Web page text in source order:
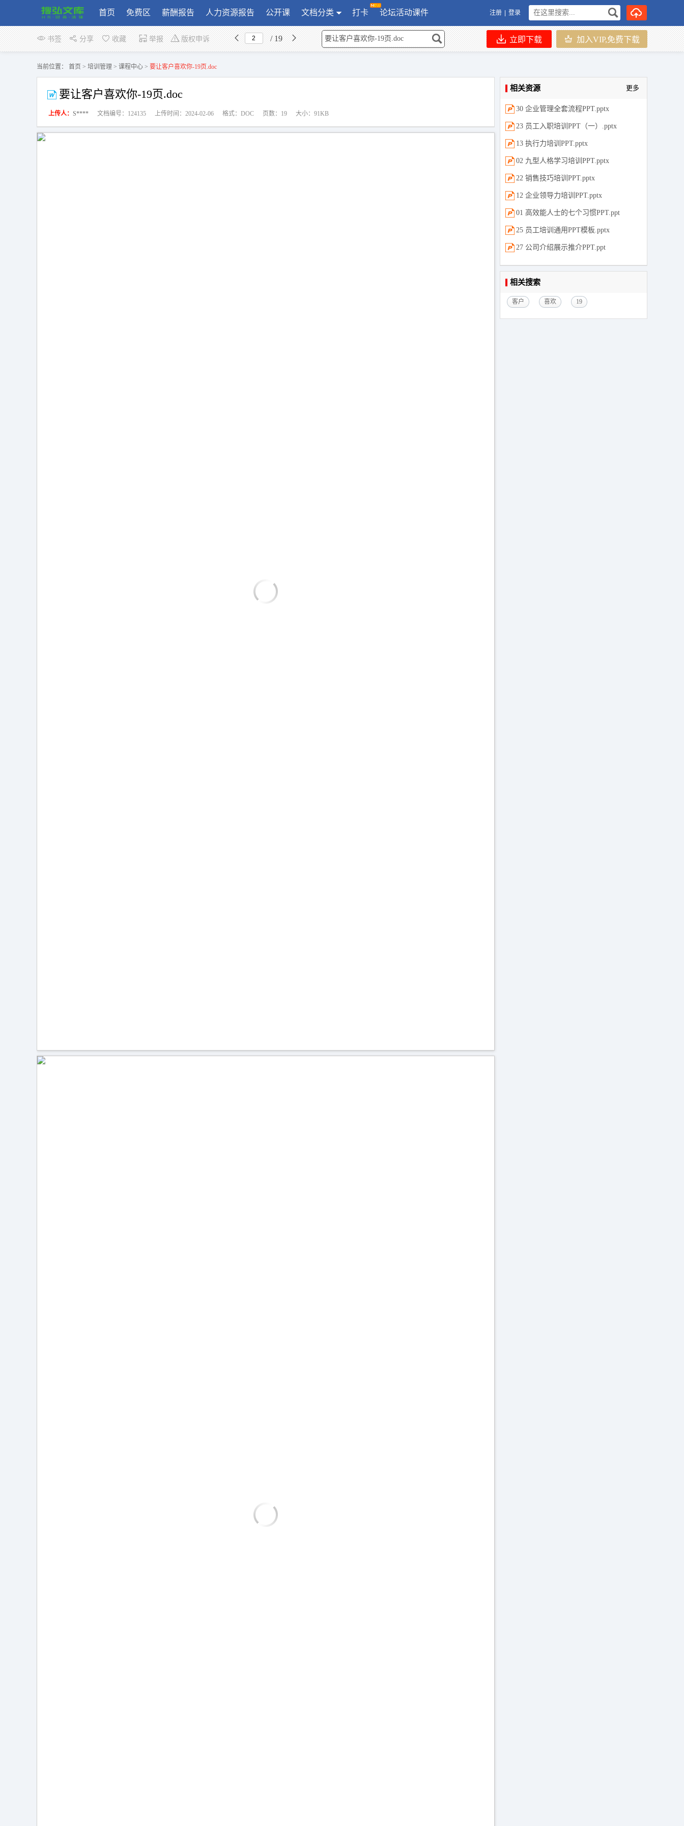
首页 免费区 薪酬报告 人力资源报告 公开课 文档分类 打卡 论坛活动课件 注册 登录
书签 分享 收藏 举报 版权申诉 / 19 立即下载 加入VIP,免费下载
当前位置： 首页 > 培训管理 > 课程中心 > 要让客户喜欢你-19页.doc
要让客户喜欢你-19页.doc
上传人： S**** 文档编号：124135 上传时间：2024-02-06 格式：DOC 页数：19 大小：91KB
相关资源 更多
30 企业管理全套流程PPT.pptx
23 员工入职培训PPT（一）.pptx
13 执行力培训PPT.pptx
02 九型人格学习培训PPT.pptx
22 销售技巧培训PPT.pptx
12 企业领导力培训PPT.pptx
01 高效能人士的七个习惯PPT.ppt
25 员工培训通用PPT模板.pptx
27 公司介绍展示推介PPT.ppt
相关搜索
客户 喜欢 19